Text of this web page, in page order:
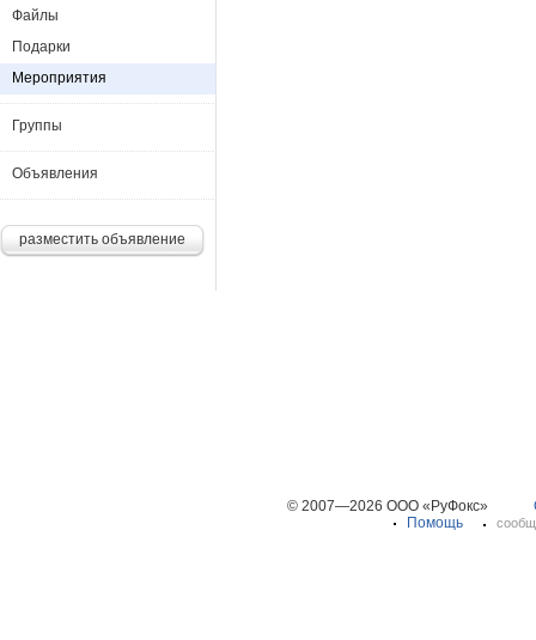
Файлы
Подарки
Мероприятия
Группы
Объявления
разместить объявление
© 2007—2026 ООО «РуФокс»
Помощь